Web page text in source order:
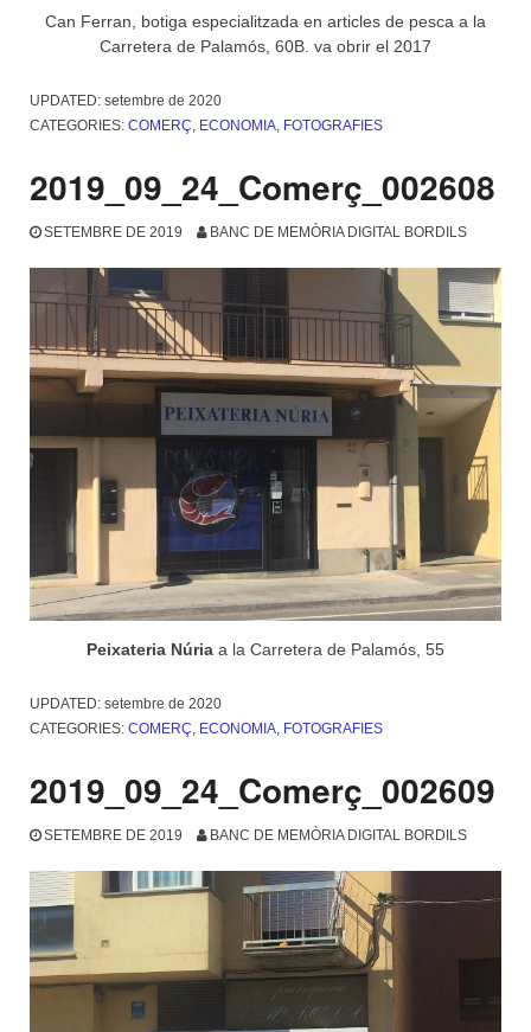
Can Ferran, botiga especialitzada en articles de pesca a la
Carretera de Palamós, 60B. va obrir el 2017
UPDATED: setembre de 2020
CATEGORIES: COMERÇ, ECONOMIA, FOTOGRAFIES
2019_09_24_Comerç_002608
SETEMBRE DE 2019 BANC DE MEMÒRIA DIGITAL BORDILS
Peixateria Núria a la Carretera de Palamós, 55
UPDATED: setembre de 2020
CATEGORIES: COMERÇ, ECONOMIA, FOTOGRAFIES
2019_09_24_Comerç_002609
SETEMBRE DE 2019 BANC DE MEMÒRIA DIGITAL BORDILS